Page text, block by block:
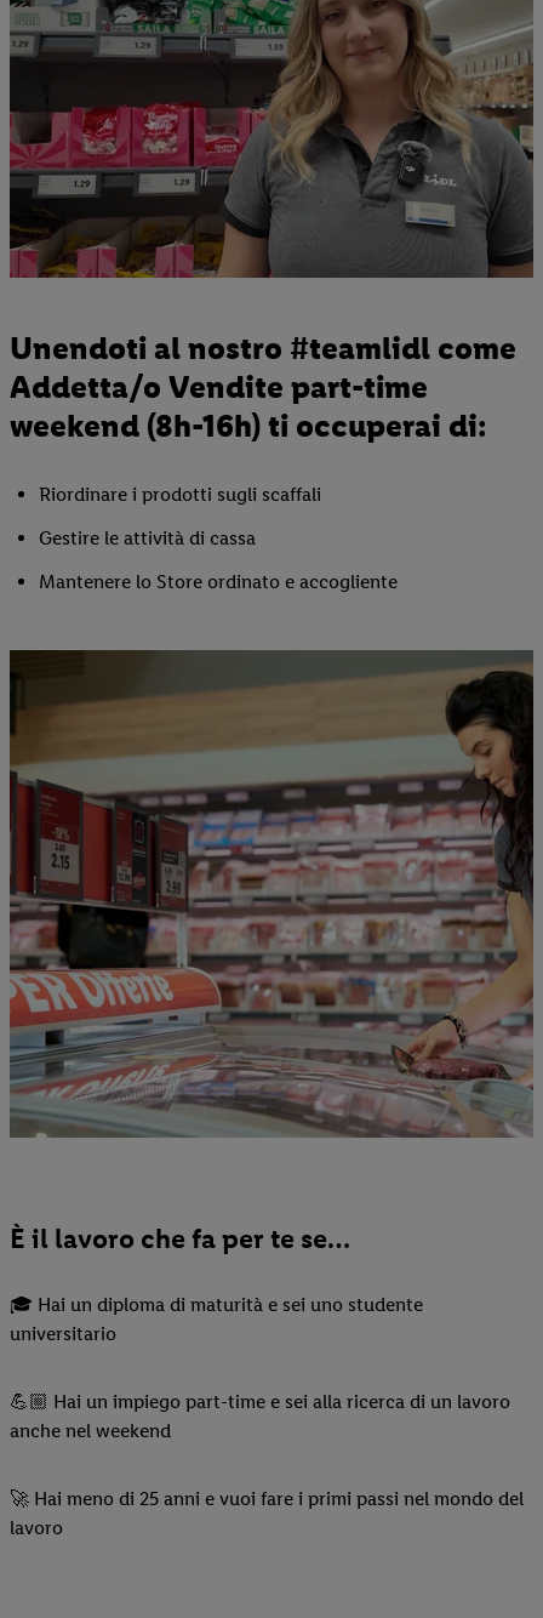
Unendoti al nostro #teamlidl come
Addetta/o Vendite part-time
weekend (8h-16h) ti occuperai di:
Riordinare i prodotti sugli scaffali
Gestire le attività di cassa
Mantenere lo Store ordinato e accogliente
È il lavoro che fa per te se…
🎓 Hai un diploma di maturità e sei uno studente
universitario
💪🏼 Hai un impiego part-time e sei alla ricerca di un lavoro
anche nel weekend
🚀 Hai meno di 25 anni e vuoi fare i primi passi nel mondo del
lavoro